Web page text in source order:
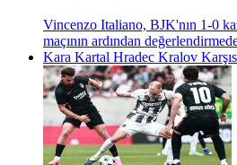
Vincenzo Italiano, BJK'nın 1-0
maçının ardından
Kara Kartal Hradec Kralov